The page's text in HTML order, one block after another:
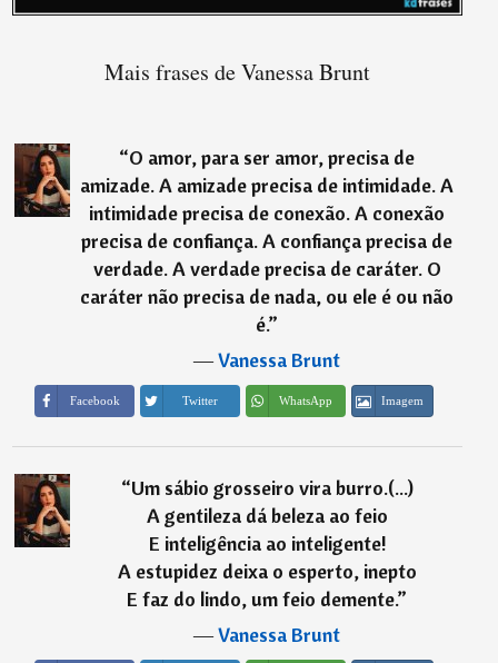
Mais frases de Vanessa Brunt
“O amor, para ser amor, precisa de
amizade. A amizade precisa de intimidade. A
intimidade precisa de conexão. A conexão
precisa de confiança. A confiança precisa de
verdade. A verdade precisa de caráter. O
caráter não precisa de nada, ou ele é ou não
é.”
―Vanessa Brunt
Facebook Twitter WhatsApp Imagem
“Um sábio grosseiro vira burro.(...)
A gentileza dá beleza ao feio
E inteligência ao inteligente!
A estupidez deixa o esperto, inepto
E faz do lindo, um feio demente.”
―Vanessa Brunt